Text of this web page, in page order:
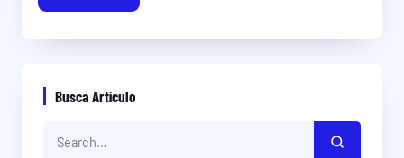
Busca Artículo